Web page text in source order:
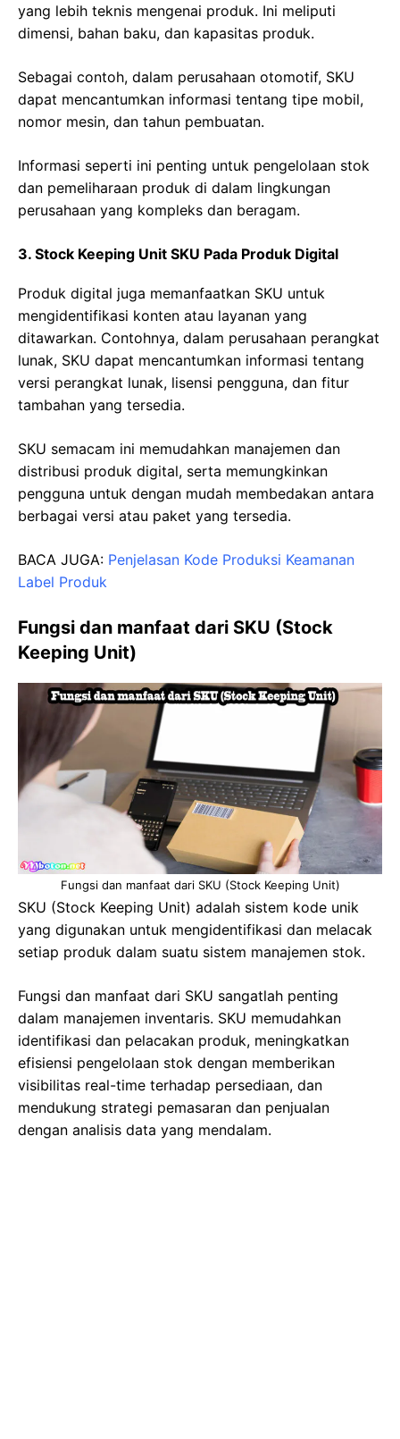
yang lebih teknis mengenai produk. Ini meliputi
dimensi, bahan baku, dan kapasitas produk.
Sebagai contoh, dalam perusahaan otomotif, SKU
dapat mencantumkan informasi tentang tipe mobil,
nomor mesin, dan tahun pembuatan.
Informasi seperti ini penting untuk pengelolaan stok
dan pemeliharaan produk di dalam lingkungan
perusahaan yang kompleks dan beragam.
3. Stock Keeping Unit SKU Pada Produk Digital
Produk digital juga memanfaatkan SKU untuk
mengidentifikasi konten atau layanan yang
ditawarkan. Contohnya, dalam perusahaan perangkat
lunak, SKU dapat mencantumkan informasi tentang
versi perangkat lunak, lisensi pengguna, dan fitur
tambahan yang tersedia.
SKU semacam ini memudahkan manajemen dan
distribusi produk digital, serta memungkinkan
pengguna untuk dengan mudah membedakan antara
berbagai versi atau paket yang tersedia.
BACA JUGA: Penjelasan Kode Produksi Keamanan
Label Produk
Fungsi dan manfaat dari SKU (Stock
Keeping Unit)
Fungsi dan manfaat dari SKU (Stock Keeping Unit)
SKU (Stock Keeping Unit) adalah sistem kode unik
yang digunakan untuk mengidentifikasi dan melacak
setiap produk dalam suatu sistem manajemen stok.
Fungsi dan manfaat dari SKU sangatlah penting
dalam manajemen inventaris. SKU memudahkan
identifikasi dan pelacakan produk, meningkatkan
efisiensi pengelolaan stok dengan memberikan
visibilitas real-time terhadap persediaan, dan
mendukung strategi pemasaran dan penjualan
dengan analisis data yang mendalam.